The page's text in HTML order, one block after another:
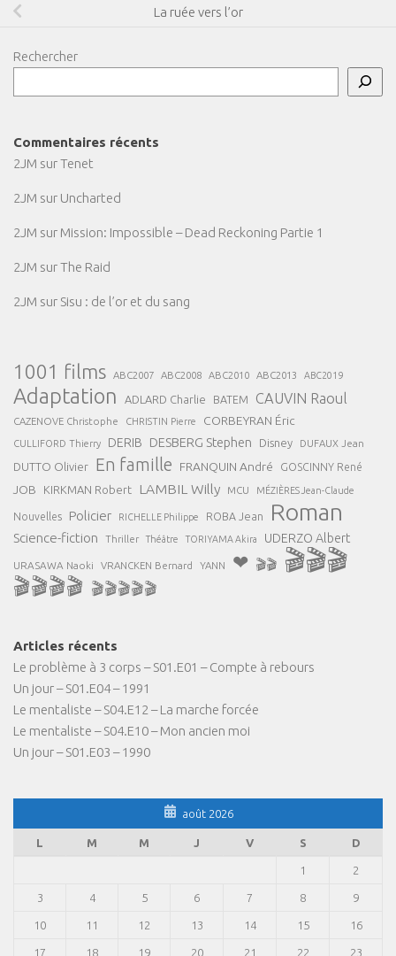
La ruée vers l’or
Rechercher
Commentaires récents
2JM surTenet
2JM sur Uncharted
2JM sur Mission: Impossible – Dead Reckoning Partie 1
2JM surThe Raid
2JM sur Sisu : de l’or et du sang
1001 films ABC2007 ABC2008 ABC2010 ABC2013 ABC2019
Adaptation ADLARD Charlie BATEM CAUVIN Raoul
CAZENOVE Christophe CHRISTIN Pierre CORBEYRAN Éric
CULLIFORD Thierry DERIB DESBERG Stephen Disney DUFAUX Jean
DUTTO Olivier En famille FRANQUIN André GOSCINNY René
JOB KIRKMAN Robert LAMBIL Willy MCU MÉZIÈRES Jean-Claude
Nouvelles Policier RICHELLE Philippe ROBA Jean Roman
Science-fiction Thriller Théâtre TORIYAMA Akira UDERZO Albert
URASAWA Naoki VRANCKEN Bernard YANN ❤ 🎬🎬 🎬🎬🎬
🎬🎬🎬🎬 🎬🎬🎬🎬🎬
Articles récents
Le problème à 3 corps – S01.E01 – Compte à rebours
Un jour – S01.E04 – 1991
Le mentaliste – S04.E12 – La marche forcée
Le mentaliste – S04.E10 – Mon ancien moi
Un jour – S01.E03 – 1990
août 2026
L M M J V S D
1 2
3 4 5 6 7 8 9
10 11 12 13 14 15 16
17 18 19 20 21 22 23